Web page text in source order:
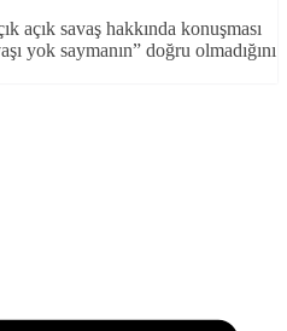
açık savaş hakkında konuşması
yok saymanın” doğru olmadığını